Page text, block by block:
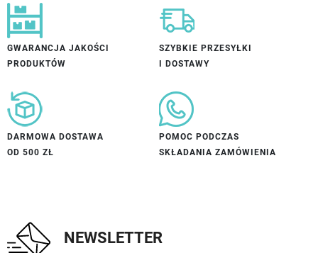
GWARANCJA JAKOŚCI
PRODUKTÓW
SZYBKIE PRZESYŁKI
I DOSTAWY
DARMOWA DOSTAWA
OD 500 ZŁ
POMOC PODCZAS
SKŁADANIA ZAMÓWIENIA
NEWSLETTER